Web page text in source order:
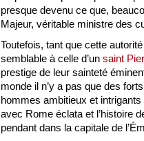
presque devenu ce que,
Majeur, véritable ministre des
Toutefois, tant que cette
semblable à celle d’un saint
prestige de leur sainteté
monde il n’y a pas que des
hommes ambitieux et
avec Rome éclata et l’histoire
pendant dans la capitale de